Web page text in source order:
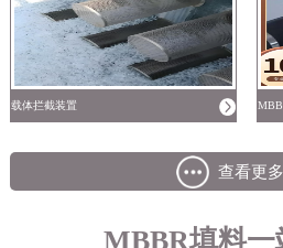
载体拦截装置
查看更
MBBR填料一